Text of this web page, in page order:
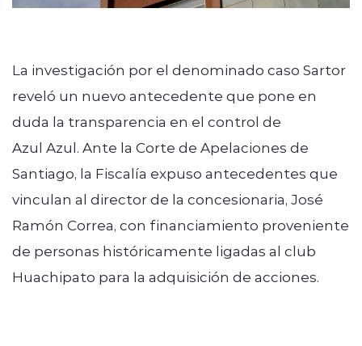
La investigación por el denominado caso Sartor
reveló un nuevo antecedente que pone en
duda la transparencia en el control de
Azul Azul. Ante la Corte de Apelaciones de
Santiago, la Fiscalía expuso antecedentes que
vinculan al director de la concesionaria, José
Ramón Correa, con financiamiento proveniente
de personas históricamente ligadas al club
Huachipato para la adquisición de acciones.